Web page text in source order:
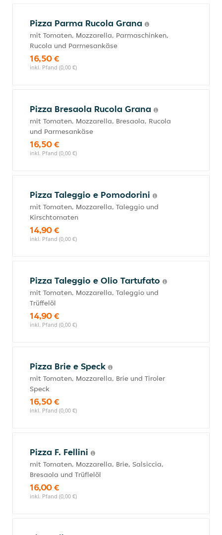
Pizza Parma Rucola Grana
mit Tomaten, Mozzarella, Parmaschinken,
Rucola und Parmesankäse
16,50 €
inkl. Pfand (0,00 €)
Pizza Bresaola Rucola Grana
mit Tomaten, Mozzarella, Bresaola, Rucola
und Parmesankäse
16,50 €
inkl. Pfand (0,00 €)
Pizza Taleggio e Pomodorini
mit Tomaten, Mozzarella, Taleggio und
Kirschtomaten
14,90 €
inkl. Pfand (0,00 €)
Pizza Taleggio e Olio Tartufato
mit Tomaten, Mozzarella, Taleggio und
Trüffelöl
14,90 €
inkl. Pfand (0,00 €)
Pizza Brie e Speck
mit Tomaten, Mozzarella, Brie und Tiroler
Speck
16,50 €
inkl. Pfand (0,00 €)
Pizza F. Fellini
mit Tomaten, Mozzarella, Brie, Salsiccia,
Bresaola und Trüflelöl
16,00 €
inkl. Pfand (0,00 €)